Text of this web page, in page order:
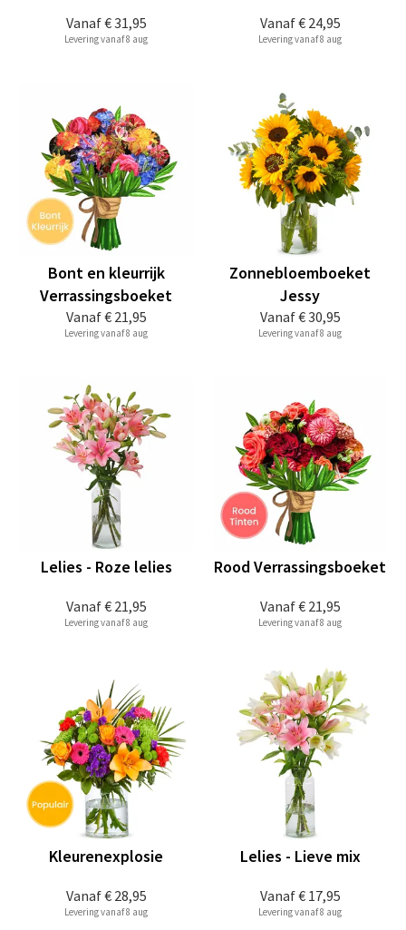
Vanaf€ 31,95
Levering vanaf 8 aug
Vanaf€ 24,95
Levering vanaf 8 aug
Vanaf€ 21,95
Bont en kleurrijk
Verrassingsboeket
Levering vanaf 8 aug
Vanaf€ 30,95
Zonnebloemboeket
Jessy
Levering vanaf 8 aug
Vanaf€ 21,95
Lelies - Roze lelies
Levering vanaf 8 aug
Vanaf€ 21,95
Rood Verrassingsboeket
Levering vanaf 8 aug
Vanaf€ 28,95
Kleurenexplosie
Levering vanaf 8 aug
Vanaf€ 17,95
Lelies - Lieve mix
Levering vanaf 8 aug